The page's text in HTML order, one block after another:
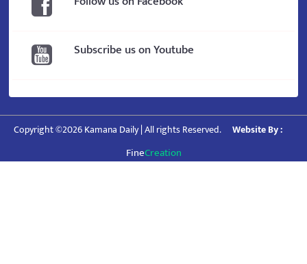
Subscribe us on Youtube
Copyright ©2026 Kamana Daily | All rights Reserved. Website By :
FineCreation